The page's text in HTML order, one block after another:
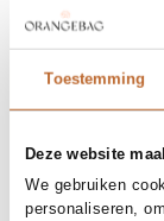
Toestemming
Deze website
We gebruiken
personaliseren,
Free shipping
30-day
Materials and care